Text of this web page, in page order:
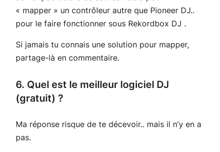
« mapper » un contrôleur autre que Pioneer DJ..
pour le faire fonctionner sous Rekordbox DJ .
Si jamais tu connais une solution pour mapper,
partage-là en commentaire.
6. Quel est le meilleur logiciel DJ
(gratuit) ?
Ma réponse risque de te décevoir.. mais il n’y en a
pas.